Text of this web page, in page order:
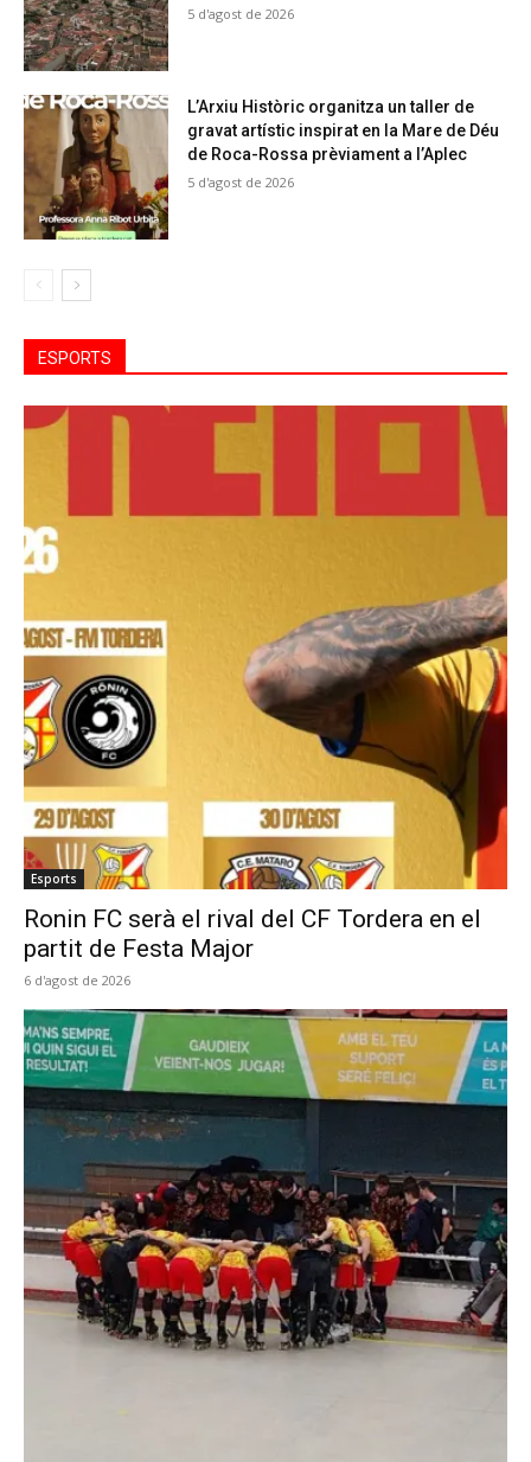
5 d'agost de 2026
L’Arxiu Històric organitza un taller de
gravat artístic inspirat en la Mare de Déu
de Roca-Rossa prèviament a l’Aplec
5 d'agost de 2026
ESPORTS
Esports
Ronin FC serà el rival del CF Tordera en el
partit de Festa Major
6 d'agost de 2026